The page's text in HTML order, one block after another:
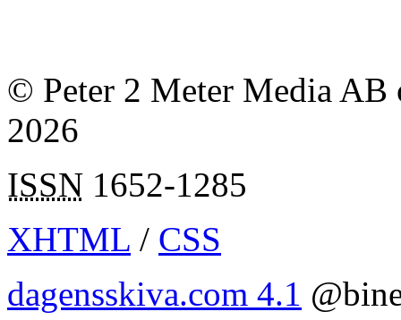
© Peter 2 Meter Media AB
2026
ISSN 1652-1285
XHTML / CSS
dagensskiva.com 4.1